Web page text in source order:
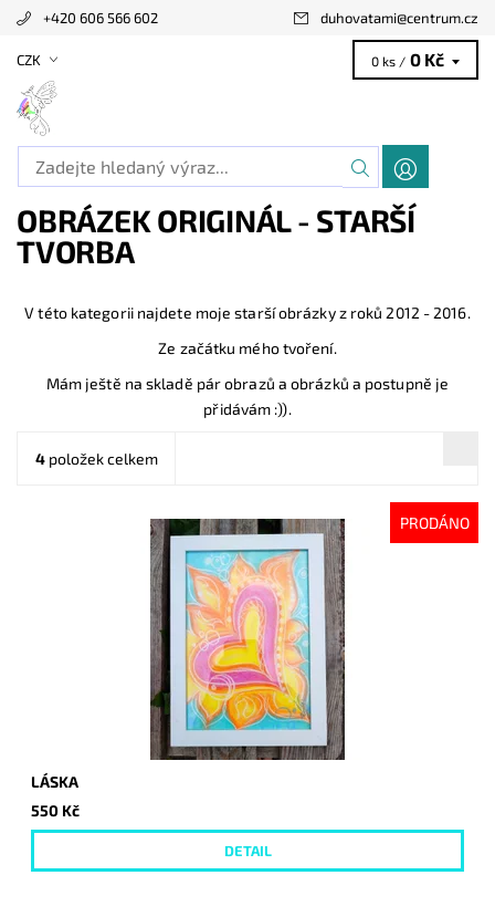
+420 606 566 602 duhovatami@centrum.cz
CZK 0 ks / 0 Kč
OBRÁZEK ORIGINÁL - STARŠÍ
TVORBA
V této kategorii najdete moje starší obrázky z roků 2012 - 2016.
Ze začátku mého tvoření.
Mám ještě na skladě pár obrazů a obrázků a postupně je
přidávám :)).
4 položek celkem
PRODÁNO
LÁSKA
550 Kč
DETAIL